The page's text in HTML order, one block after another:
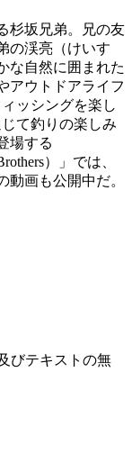
杉坂兄弟。兄の友
の渓亮（けいす
な自然に囲まれた
アウトドアライフ
ッシングを楽し
て釣りの楽しみ
場する
）」では、
動画も公開中だ。
びテキストの無